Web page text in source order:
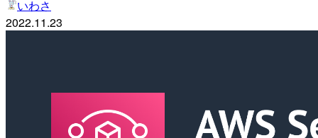
いわさ
2022.11.23